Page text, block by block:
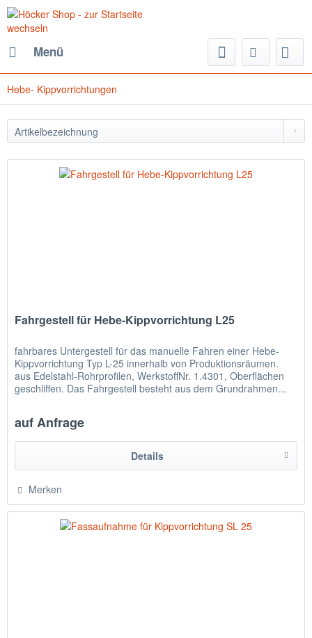
Menü
Hebe- Kippvorrichtungen
Fahrgestell für Hebe-Kippvorrichtung L25
fahrbares Untergestell für das manuelle Fahren einer Hebe-
Kippvorrichtung Typ L-25 innerhalb von Produktionsräumen.
aus Edelstahl-Rohrprofilen, WerkstoffNr. 1.4301, Oberflächen
geschliffen. Das Fahrgestell besteht aus dem Grundrahmen...
auf Anfrage
Details
Merken